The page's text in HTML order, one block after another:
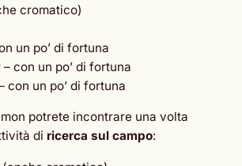
cromatico)
un po’ di fortuna
con un po’ di fortuna
con un po’ di fortuna
potrete incontrare una volta
di ricerca sul campo: